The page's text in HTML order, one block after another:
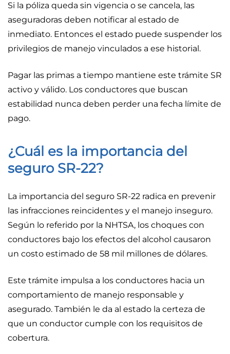
Si la póliza queda sin vigencia o se cancela, las
aseguradoras deben notificar al estado de
inmediato. Entonces el estado puede suspender los
privilegios de manejo vinculados a ese historial.
Pagar las primas a tiempo mantiene este trámite SR
activo y válido. Los conductores que buscan
estabilidad nunca deben perder una fecha límite de
pago.
¿Cuál es la importancia del
seguro SR-22?
La importancia del seguro SR-22 radica en prevenir
las infracciones reincidentes y el manejo inseguro.
Según lo referido por la NHTSA, los choques con
conductores bajo los efectos del alcohol causaron
un costo estimado de 58 mil millones de dólares.
Este trámite impulsa a los conductores hacia un
comportamiento de manejo responsable y
asegurado. También le da al estado la certeza de
que un conductor cumple con los requisitos de
cobertura.